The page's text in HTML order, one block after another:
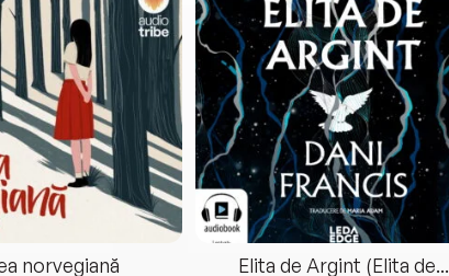
norvegiană Elita de Argint (Elita de...